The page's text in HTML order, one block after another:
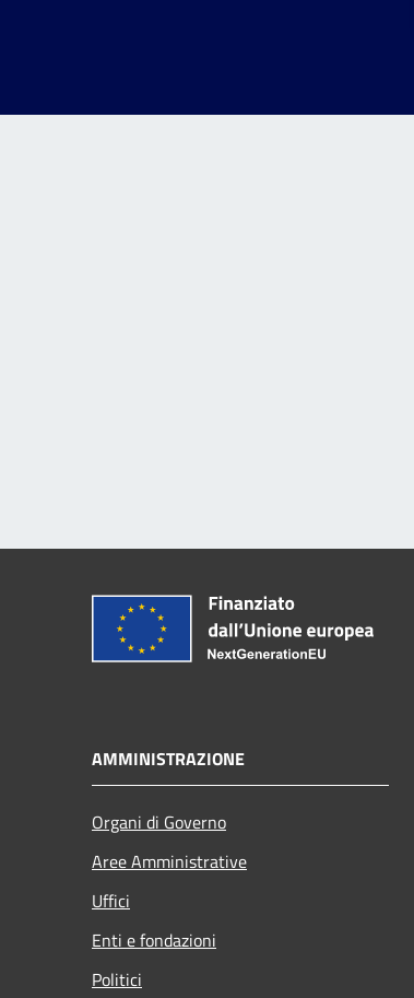
AMMINISTRAZIONE
Organi di Governo
Aree Amministrative
Uffici
Enti e fondazioni
Politici